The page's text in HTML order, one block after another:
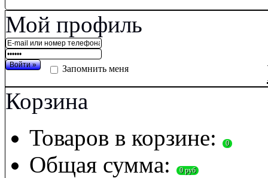
Мой профиль
Запомнить меня
Корзина
Товаров в корзине:
0
Общая сумма: 0 руб